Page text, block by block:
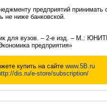
предприятий
не ниже банковской.
для вузов. – 2-е изд. – М.:
предприятия»
купить на сайте www.5B.ru
dis.ru/e-store/subscription/